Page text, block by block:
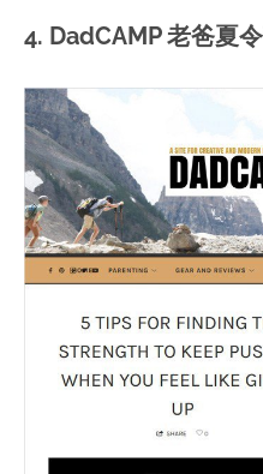
4. DadCAMP 老爸夏